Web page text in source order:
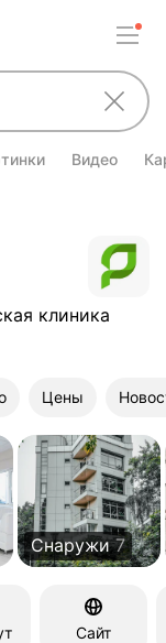
Видео
клиника
Цены
Снаружи7
Сайт